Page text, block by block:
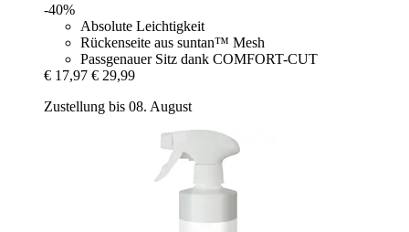
-40%
Absolute Leichtigkeit
Rückenseite aus suntan™ Mesh
Passgenauer Sitz dank COMFORT-CUT
€ 17,97 € 29,99
Zustellung bis 08. August